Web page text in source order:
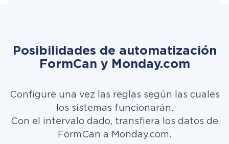
Posibilidades de automatización
FormCan y Monday.com
Configure una vez las reglas según las cuales
los sistemas funcionarán.
Con el intervalo dado, transfiera los datos de
FormCan a Monday.com.